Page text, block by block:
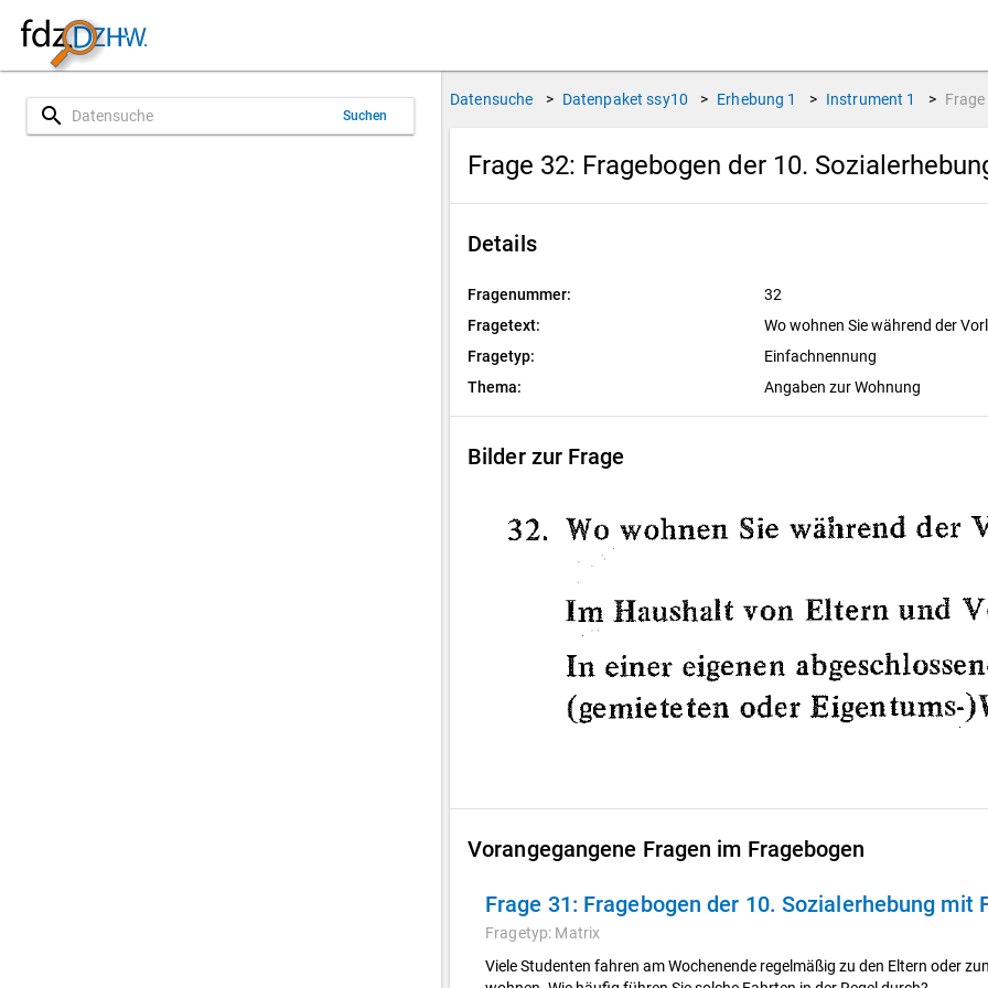
search Suchen
Datensuche > Datenpaket ssy10 > Erhebung 1 > Instrument 1 > Frage
Frage 32: Fragebogen der 10.
Details
Fragenummer:
32
Fragetext:
Wo wohnen Sie während der
Fragetyp:
Einfachnennung
Thema:
Angaben zur Wohnung
Bilder zur Frage
Vorangegangene Fragen im Fragebogen
Frage 31: Fragebogen der 10. Sozialerhebung mit
Fragetyp: Matrix
Viele Studenten fahren am Wochenende regelmäßig zu den Eltern oder